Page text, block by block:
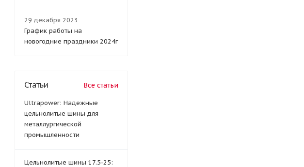
29 декабря 2023
График работы на
новогодние праздники 2024г
Статьи Все статьи
Ultrapower: Надежные
цельнолитые шины для
металлургической
промышленности
Цельнолитые шины 17.5-25: